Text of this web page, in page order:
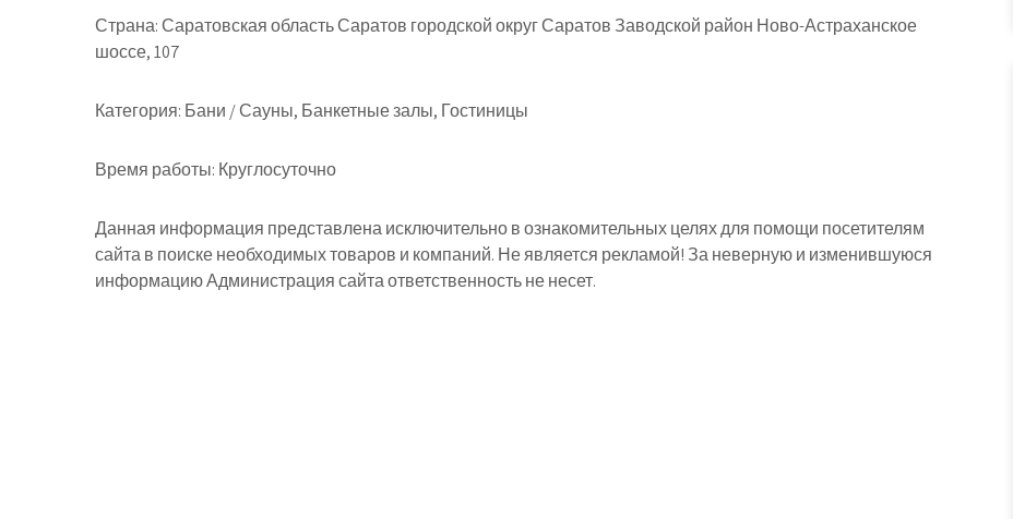
Страна:Саратовская область Саратов городской округ Саратов Заводской район Ново-Астраханское
шоссе, 107
Категория: Бани / Сауны, Банкетные залы, Гостиницы
Время работы: Круглосуточно
Данная информация представлена исключительно в ознакомительных целях для помощи посетителям
сайта в поиске необходимых товаров и компаний. Не является рекламой! За неверную и изменившуюся
информацию Администрация сайта ответственность не несет.